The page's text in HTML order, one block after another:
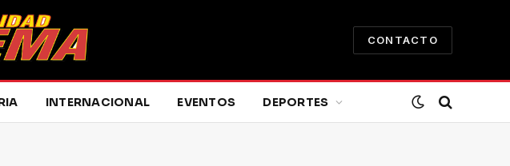
CONTACTO
INTERNACIONAL EVENTOS DEPORTES